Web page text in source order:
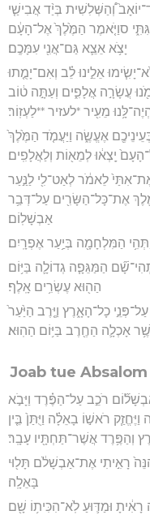
וְ֠הַשְּׁלִשִׁית בְּיַ֨ד אֲבִישַׁ֤י
סוַיֹּ֤אמֶר הַמֶּ֙לֶךְ֙ אֶל־הָעָ֔ם
יָצֹ֥א אֵצֵ֛א גַּם־אֲנִ֖י עִמָּכֶֽם׃
אֵלֵ֣ינוּ לֵ֗ב וְאִם־יָמֻ֤תוּ
עֲשָׂרָ֣ה אֲלָפִ֑ים וְעַתָּ֣ה ט֔וֹב
מֵעִ֖יר *לעזיר **לַעְזֽוֹר׃
אֶעֱשֶׂ֑ה וַיַּעֲמֹ֤ד הַמֶּ֙לֶךְ֙
יָֽצְא֔וּ לְמֵא֖וֹת וְלַאֲלָפִֽים׃
לֵאמֹ֔ר לְאַט־לִ֖י לַנַּ֣עַר
אֶת־כָּל־הַשָּׂרִ֖ים עַל־דְּבַ֥ר
אַבְשָׁלֽוֹם׃
הַמִּלְחָמָ֖ה בְּיַ֥עַר אֶפְרָֽיִם׃
הַמַּגֵּפָ֧ה גְדוֹלָ֛ה בַּיּ֥וֹם
הַה֖וּא עֶשְׂרִ֥ים אָֽלֶף׃
כָל־הָאָ֑רֶץ וַיֶּ֤רֶב הַיַּ֙עַר֙
אָכְלָ֛ה הַחֶ֖רֶב בַּיּ֥וֹם הַהֽוּא׃
Joab tue Absalom
רֹכֵ֣ב עַל־הַפֶּ֗רֶד וַיָּבֹ֣א
רֹאשׁ֣וֹ בָאֵלָ֗ה וַיֻּתַּן֙ בֵּ֤ין
וְהַפֶּ֥רֶד אֲשֶׁר־תַּחְתָּ֖יו עָבָֽר׃
רָאִ֣יתִי אֶת־אַבְשָׁלֹ֔ם תָּל֖וּי
בָּאֵלָֽה׃
רָאִ֔יתָ וּמַדּ֛וּעַ לֹֽא־הִכִּית֥וֹ שָׁ֖ם